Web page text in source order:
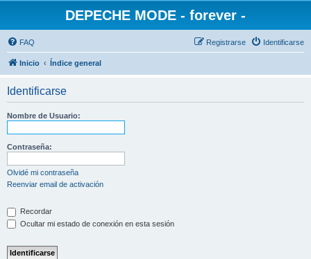
DEPECHE MODE - forever -
FAQ Identificarse
Registrarse
Inicio Índice general
Identificarse
Nombre de Usuario:
Contraseña:
Olvidé mi contraseña
Reenviar email de activación
Recordar
Ocultar mi estado de conexión en esta sesión